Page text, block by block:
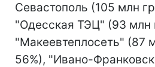
Севастополь (105 млн
"Одесская ТЭЦ" (93 млн
"Макеевтеплосеть" (87
56%), "Ивано-